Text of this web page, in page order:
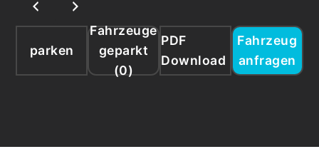
parken
Fahrzeuge
geparkt
(0)
PDF
Download
Fahrzeug
anfragen